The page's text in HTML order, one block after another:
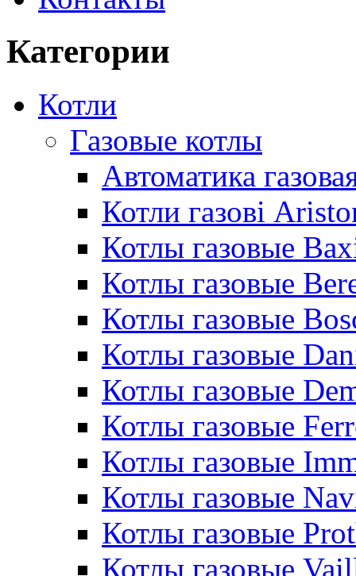
Категории
Котли
Газовые котлы
Автоматика
Котли газові
Котлы газовые
Котлы газовые
Котлы газовые
Котлы газовые
Котлы газовые
Котлы газовые
Котлы газовые
Котлы газовые
Котлы газовые
Котлы газовые